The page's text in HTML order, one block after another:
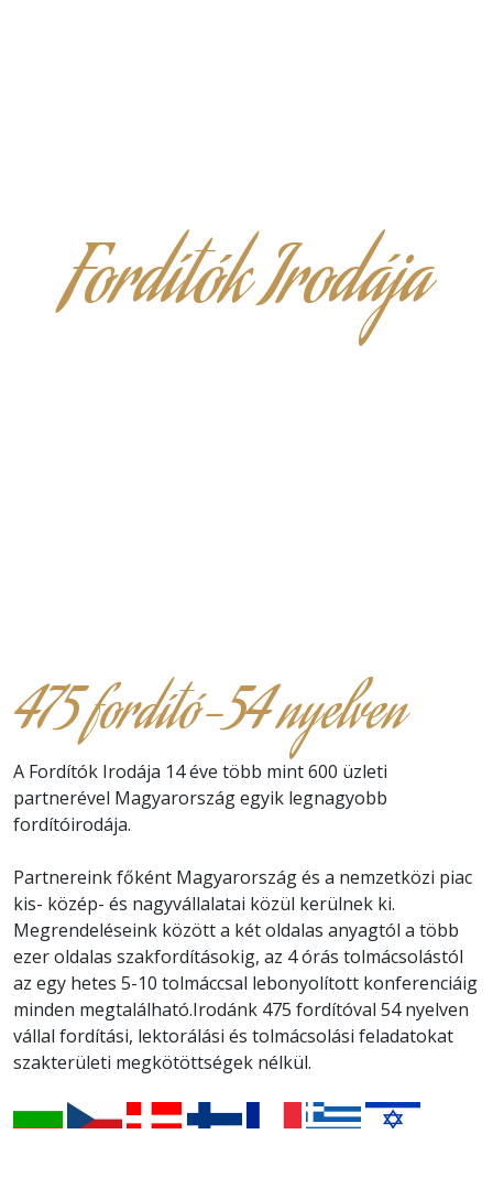
Fordítók Irodája
475 fordító-54 nyelven
A Fordítók Irodája 14 éve több mint 600 üzleti
partnerével Magyarország egyik legnagyobb
fordítóirodája.
Partnereink főként Magyarország és a nemzetközi piac
kis- közép- és nagyvállalatai közül kerülnek ki.
Megrendeléseink között a két oldalas anyagtól a több
ezer oldalas szakfordításokig, az 4 órás tolmácsolástól
az egy hetes 5-10 tolmáccsal lebonyolított konferenciáig
minden megtalálható.Irodánk 475 fordítóval 54 nyelven
vállal fordítási, lektorálási és tolmácsolási feladatokat
szakterületi megkötöttségek nélkül.